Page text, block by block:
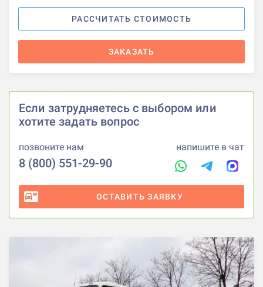
РАССЧИТАТЬ СТОИМОСТЬ
ЗАКАЗАТЬ
Если затрудняетесь с выбором или
хотите задать вопрос
позвоните нам
8 (800) 551-29-90
напишите в чат
ОСТАВИТЬ ЗАЯВКУ